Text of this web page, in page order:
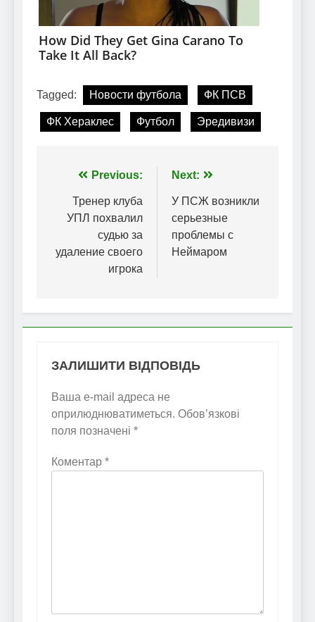
Tagged: Новости футбола ФК ПСВ
ФК Хераклес Футбол Эредивизи
Навігація
записів
Previous:
Тренер клуба
УПЛ похвалил
судью за
удаление своего
игрока
Next:
У ПСЖ возникли
серьезные
проблемы с
Неймаром
ЗАЛИШИТИ ВІДПОВІДЬ
Ваша e-mail адреса не
оприлюднюватиметься. Обов’язкові
поля позначені *
Коментар *